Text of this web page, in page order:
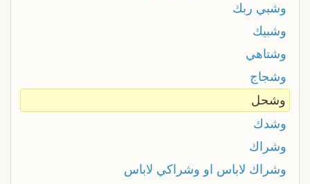
وشبي ربك
وشبيك
وشتاهي
وشجاج
وشحل
وشدك
وشراك
وشراك لاباس او وشراكي لاباس